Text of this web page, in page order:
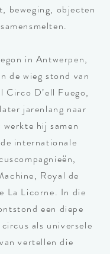
beweging, objecten
in Antwerpen,
de wieg stond van
Circo D’ell Fuego,
jarenlang naar
hij samen
internationale
Royal de
La Licorne. In die
een diepe
als universele
vertellen die